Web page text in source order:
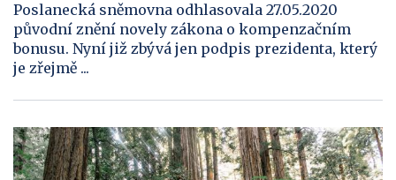
Poslanecká sněmovna odhlasovala 27.05.2020
původní znění novely zákona o kompenzačním
bonusu. Nyní již zbývá jen podpis prezidenta, který
je zřejmě ...